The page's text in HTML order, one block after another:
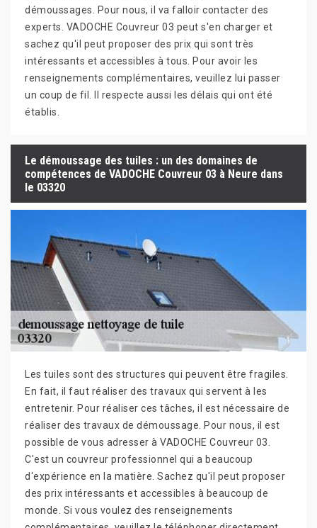
démoussages. Pour nous, il va falloir contacter des
experts. VADOCHE Couvreur 03 peut s'en charger et
sachez qu'il peut proposer des prix qui sont très
intéressants et accessibles à tous. Pour avoir les
renseignements complémentaires, veuillez lui passer
un coup de fil. Il respecte aussi les délais qui ont été
établis.
Le démoussage des tuiles : un des domaines de
compétences de VADOCHE Couvreur 03 à Neure dans
le 03320
Les tuiles sont des structures qui peuvent être fragiles.
En fait, il faut réaliser des travaux qui servent à les
entretenir. Pour réaliser ces tâches, il est nécessaire de
réaliser des travaux de démoussage. Pour nous, il est
possible de vous adresser à VADOCHE Couvreur 03.
C'est un couvreur professionnel qui a beaucoup
d'expérience en la matière. Sachez qu'il peut proposer
des prix intéressants et accessibles à beaucoup de
monde. Si vous voulez des renseignements